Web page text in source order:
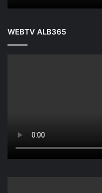
WEBTV ALB365